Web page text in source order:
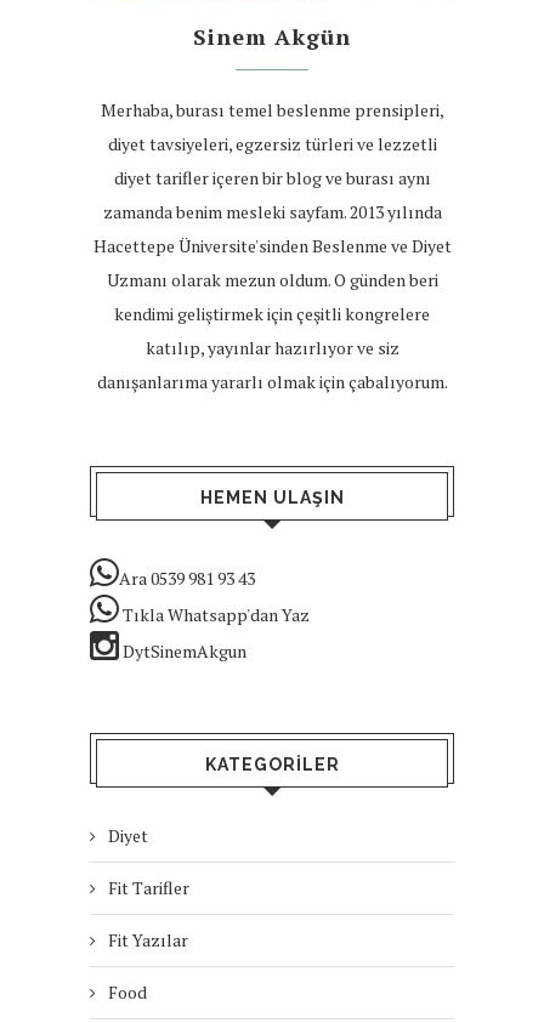
Sinem Akgün
Merhaba, burası temel beslenme prensipleri,
diyet tavsiyeleri, egzersiz türleri ve lezzetli
diyet tarifler içeren bir blog ve burası aynı
zamanda benim mesleki sayfam. 2013 yılında
Hacettepe Üniversite'sinden Beslenme ve Diyet
Uzmanı olarak mezun oldum. O günden beri
kendimi geliştirmek için çeşitli kongrelere
katılıp, yayınlar hazırlıyor ve siz
danışanlarıma yararlı olmak için çabalıyorum.
HEMEN ULAŞIN
Ara 0539 981 93 43
Tıkla Whatsapp'dan Yaz
DytSinemAkgun
KATEGORILER
Diyet
Fit Tarifler
Fit Yazılar
Food